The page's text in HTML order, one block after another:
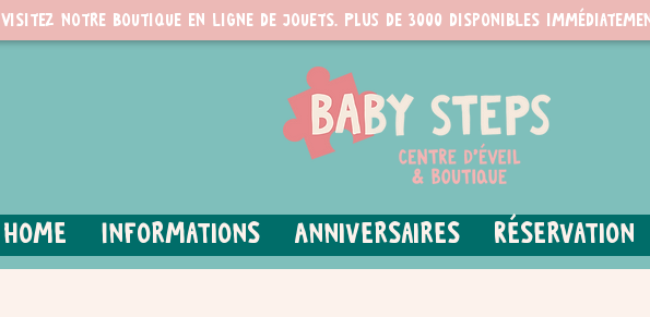
Visitez notre boutique en ligne de jouets. PLUS de 3000 disponibles
Home Informations Anniversaires Réservation